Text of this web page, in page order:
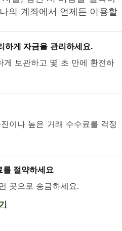
의 계좌에서 언제든 이용할
하게 자금을 관리하세요.
게 보관하고 몇 초 만에 환전하
이나 높은 거래 수수료를 걱정
절약하세요
곳으로 송금하세요.